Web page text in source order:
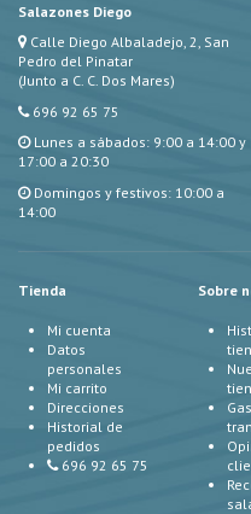
Salazones Diego
Calle Diego Albaladejo, 2, San
Pedro del Pinatar
(Junto a C. C. Dos Mares)
696 92 65 75
Lunes a sábados: 9:00 a 14:00 y
17:00 a 20:30
Domingos y festivos: 10:00 a
14:00
Tienda
Mi cuenta
Datos
personales
Mi carrito
Direcciones
Historial de
pedidos
696 92 65 75
Sobre